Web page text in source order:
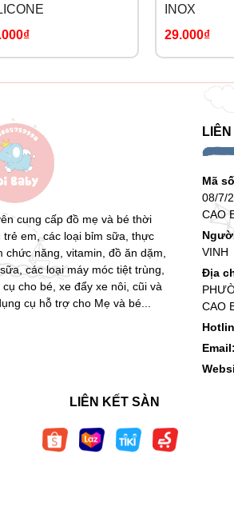
INOX
29.000₫
cung cấp đồ mẹ và bé thời
trẻ em, các loại bỉm sữa, thực
chức năng, vitamin, đồ ăn dặm,
các loại máy móc tiệt trùng,
cụ cho bé, xe đẩy xe nôi, cũi và
cụ hỗ trợ cho Mẹ và bé...
Mã
08/7/
CAO
VINH
Địa
CAO
Email:
LIÊN KẾT SÀN